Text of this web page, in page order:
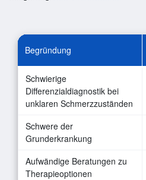
Begründung
Schwierige
Differenzialdiagnostik bei
unklaren Schmerzzuständen
Schwere der
Grunderkrankung
Aufwändige Beratungen zu
Therapieoptionen